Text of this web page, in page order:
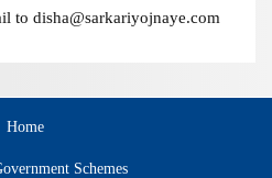
to disha@sarkariyojnaye.com
Home
Schemes